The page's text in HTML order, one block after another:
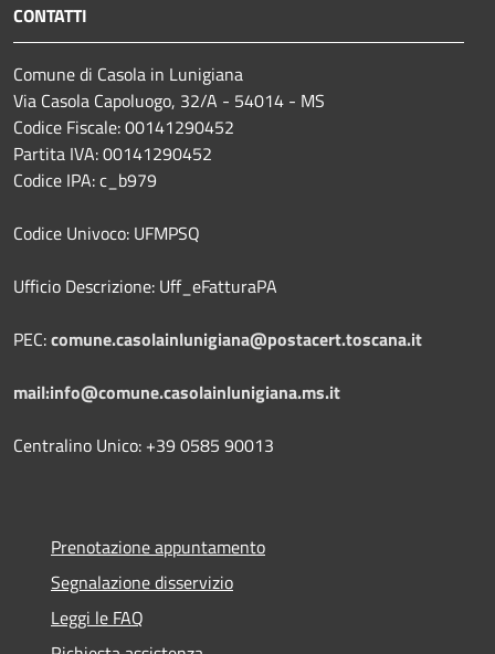
CONTATTI
Comune di Casola in Lunigiana
Via Casola Capoluogo, 32/A - 54014 - MS
Codice Fiscale: 00141290452
Partita IVA: 00141290452
Codice IPA: c_b979
Codice Univoco: UFMPSQ
Ufficio Descrizione: Uff_eFatturaPA
PEC:comune.casolainlunigiana@postacert.toscana.it
mail:info@comune.casolainlunigiana.ms.it
Centralino Unico: +39 0585 90013
Prenotazione appuntamento
Segnalazione disservizio
Leggi le FAQ